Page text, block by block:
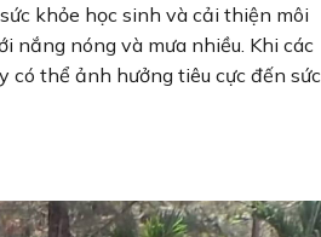
khỏe học sinh và cải thiện môi
nắng nóng và mưa nhiều. Khi các
có thể ảnh hưởng tiêu cực đến sức